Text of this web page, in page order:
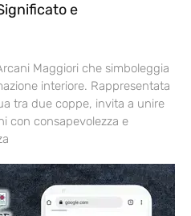
e
Maggiori che simboleggia
interiore. Rappresentata
tra due coppe, invita a unire
con consapevolezza e